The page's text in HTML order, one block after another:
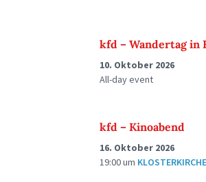
kfd – Wandertag in
10. Oktober 2026
All-day event
kfd – Kinoabend
16. Oktober 2026
19:00um KLOSTERKIRCHE